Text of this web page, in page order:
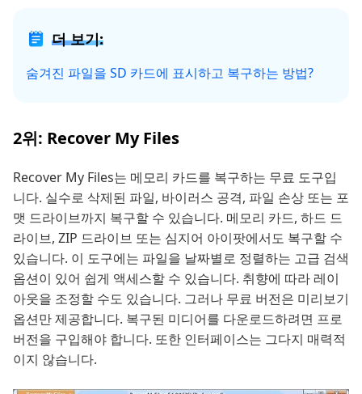
더 보기:
숨겨진 파일을 SD 카드에 표시하고 복구하는 방법?
2위: Recover My Files
Recover My Files는 메모리 카드를 복구하는 무료 도구입
니다. 실수로 삭제된 파일, 바이러스 공격, 파일 손상 또는 포
맷 드라이브까지 복구할 수 있습니다. 메모리 카드, 하드 드
라이브, ZIP 드라이브 또는 심지어 아이팟에서도 복구할 수
있습니다. 이 도구에는 파일을 날짜별로 정렬하는 고급 검색
옵션이 있어 쉽게 액세스할 수 있습니다. 취향에 따라 레이
아웃을 조정할 수도 있습니다. 그러나 무료 버전은 미리보기
옵션만 제공합니다. 복구된 미디어를 다운로드하려면 프로
버전을 구입해야 합니다. 또한 인터페이스는 그다지 매력적
이지 않습니다.